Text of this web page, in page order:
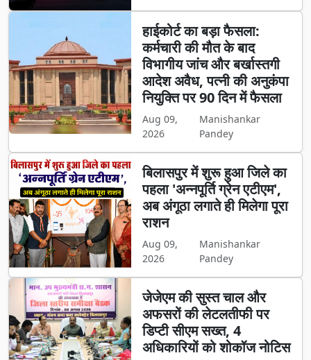
हाईकोर्ट का बड़ा फैसला:
कर्मचारी की मौत के बाद
विभागीय जांच और बर्खास्तगी
आदेश अवैध, पत्नी की अनुकंपा
नियुक्ति पर 90 दिन में फैसला
Aug 09,
2026
Manishankar
Pandey
बिलासपुर में शुरू हुआ जिले का
पहला 'अन्नपूर्ति ग्रेन एटीएम',
अब अंगूठा लगाते ही मिलेगा पूरा
राशन
Aug 09,
2026
Manishankar
Pandey
जेजेएम की सुस्त चाल और
अफसरों की लेटलतीफी पर
डिप्टी सीएम सख्त, 4
अधिकारियों को शोकॉज नोटिस